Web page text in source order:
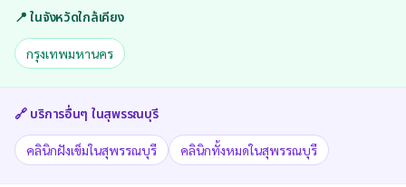
📍 ในจังหวัดใกล้เคียง
กรุงเทพมหานคร
🔗 บริการอื่นๆ ในสุพรรณบุรี
คลินิกฝังเข็มในสุพรรณบุรี คลินิกทั้งหมดในสุพรรณบุรี